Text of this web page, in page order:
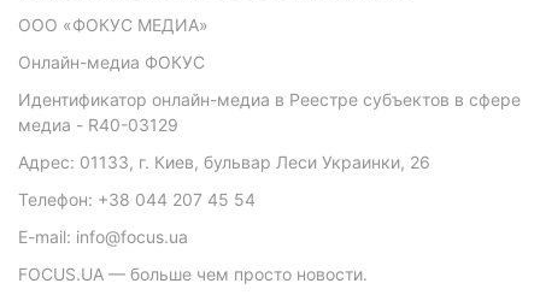
ООО «ФОКУС МЕДИА»
Онлайн-медиа ФОКУС
Идентификатор онлайн-медиа в Реестре субъектов в сфере
медиа - R40-03129
Адрес: 01133, г. Киев, бульвар Леси Украинки, 26
Телефон: +38 044 207 45 54
E-mail: info@focus.ua
FOCUS.UA — больше чем просто новости.